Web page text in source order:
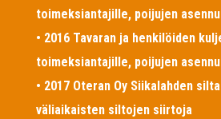
toimeksiantajille, poijujen
• 2016 Tavaran ja henkilöiden
toimeksiantajille, poijujen
• 2017 Oteran Oy Siikalahden
väliaikaisten siltojen siirtoja